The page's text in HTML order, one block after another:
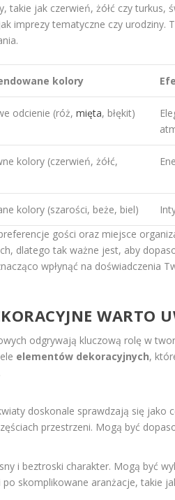
takie jak czerwień, żółć czy turkus,
imprezy tematyczne czy urodziny.
kolory
odcienie (róż, mięta, błękit)
kolory (czerwień, żółć,
kolory (szarości, beże, biel)
gości oraz miejsce
dlatego tak ważne jest, aby
wpłynąć na doświadczenia
WARTO
odgrywają kluczową rolę w
elementów dekoracyjnych,
doskonale sprawdzają się jako
przestrzeni. Mogą być
i beztroski charakter. Mogą być
skomplikowane aranżacje, takie